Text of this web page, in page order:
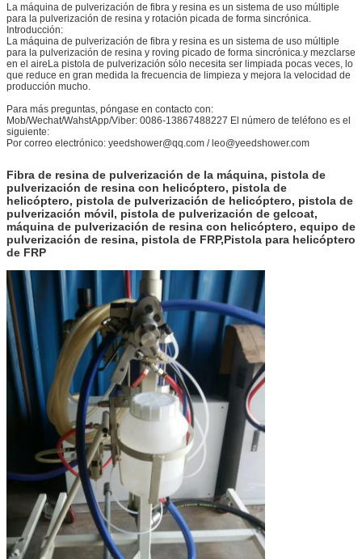
La máquina de pulverización de fibra y resina es un sistema de uso múltiple
para la pulverización de resina y rotación picada de forma sincrónica.
Introducción:
La máquina de pulverización de fibra y resina es un sistema de uso múltiple
para la pulverización de resina y roving picado de forma sincrónica.y mezclarse
en el aireLa pistola de pulverización sólo necesita ser limpiada pocas veces, lo
que reduce en gran medida la frecuencia de limpieza y mejora la velocidad de
producción mucho.
Para más preguntas, póngase en contacto con:
Mob/Wechat/WahstApp/Viber: 0086-13867488227 El número de teléfono es el
siguiente:
Por correo electrónico: yeedshower@qq.com / leo@yeedshower.com
Fibra de resina de pulverización de la máquina, pistola de
pulverización de resina con helicóptero, pistola de
helicóptero, pistola de pulverización de helicóptero, pistola de
pulverización móvil, pistola de pulverización de gelcoat,
máquina de pulverización de resina con helicóptero, equipo de
pulverización de resina, pistola de FRP,Pistola para helicóptero
de FRP